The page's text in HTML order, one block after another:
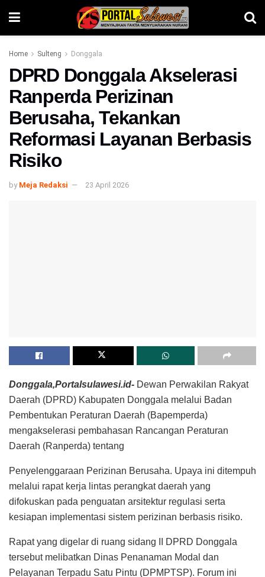
Home Sulteng Donggala
DPRD Donggala Akselerasi
Ranperda Perizinan
Berusaha, Tekankan
Reformasi Layanan Berbasis
Risiko
by Meja Redaksi 23 April 2026
Donggala,Portalsulawesi.id- Dewan Perwakilan Rakyat
Daerah (DPRD) Kabupaten Donggala melalui Badan
Pembentukan Peraturan Daerah (Bapemperda)
mengakselerasi pembahasan Rancangan Peraturan
Daerah (Ranperda) tentang
Penyelenggaraan Perizinan Berusaha. Upaya ini ditempuh
melalui rapat kerja lintas perangkat daerah yang
difokuskan pada penguatan arsitektur regulasi serta
kesiapan implementasi sistem perizinan berbasis risiko.
Rapat yang digelar di ruang sidang II DPRD Donggala
tersebut melibatkan Dinas Penanaman Modal dan
Pelayanan Terpadu Satu Pintu (DPMPTSP). Forum ini